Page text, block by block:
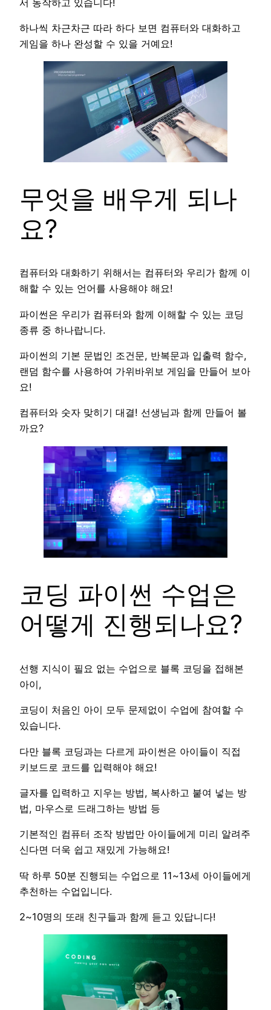
하나씩 차근차근 따라 하다 보면 컴퓨터와 대화하고
게임을 하나 완성할 수 있을 거예요!
무엇을 배우게 되나
요?
컴퓨터와 대화하기 위해서는 컴퓨터와 우리가 함께 이
해할 수 있는 언어를 사용해야 해요!
파이썬은 우리가 컴퓨터와 함께 이해할 수 있는 코딩
종류 중 하나랍니다.
파이썬의 기본 문법인 조건문, 반복문과 입출력 함수,
랜덤 함수를 사용하여 가위바위보 게임을 만들어 보아
요!
컴퓨터와 숫자 맞히기 대결! 선생님과 함께 만들어 볼
까요?
코딩 파이썬 수업은
어떻게 진행되나요?
선행 지식이 필요 없는 수업으로 블록 코딩을 접해본
아이,
코딩이 처음인 아이 모두 문제없이 수업에 참여할 수
있습니다.
다만 블록 코딩과는 다르게 파이썬은 아이들이 직접
키보드로 코드를 입력해야 해요!
글자를 입력하고 지우는 방법, 복사하고 붙여 넣는 방
법, 마우스로 드래그하는 방법 등
기본적인 컴퓨터 조작 방법만 아이들에게 미리 알려주
신다면 더욱 쉽고 재밌게 가능해요!
딱 하루 50분 진행되는 수업으로 11~13세 아이들에게
추천하는 수업입니다.
2~10명의 또래 친구들과 함께 듣고 있답니다!